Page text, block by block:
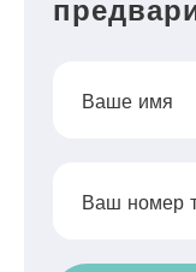
Ваше имя
Ваш номер